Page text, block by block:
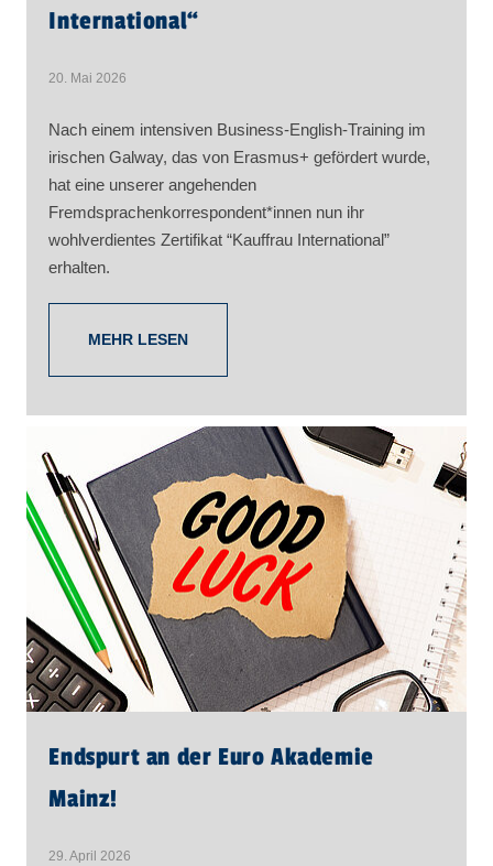
International“
20. Mai 2026
Nach einem intensiven Business-English-Training im
irischen Galway, das von Erasmus+ gefördert wurde,
hat eine unserer angehenden
Fremdsprachenkorrespondent*innen nun ihr
wohlverdientes Zertifikat “Kauffrau International”
erhalten.
MEHR LESEN
Endspurt an der Euro Akademie
Mainz!
29. April 2026